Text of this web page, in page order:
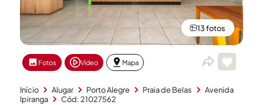
13 fotos
Fotos Vídeo Mapa
Início Alugar Porto Alegre Praia de Belas
Avenida
Ipiranga
Cód: 21027562